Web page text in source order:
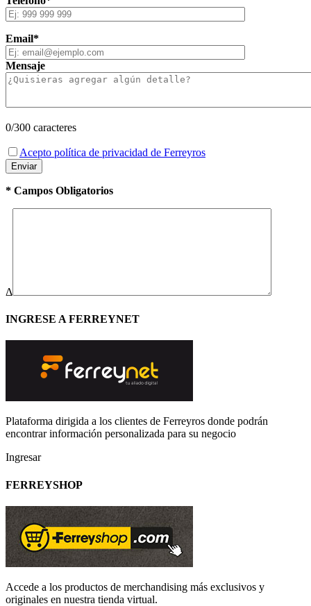
Email*
Mensaje
0/300 caracteres
Acepto política de privacidad de Ferreyros
* Campos Obligatorios
Δ
INGRESE A FERREYNET
Plataforma dirigida a los clientes de Ferreyros donde podrán
encontrar información personalizada para su negocio
Ingresar
FERREYSHOP
Accede a los productos de merchandising más exclusivos y
originales en nuestra tienda virtual.